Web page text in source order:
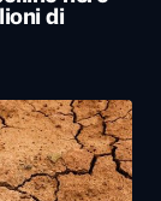
di